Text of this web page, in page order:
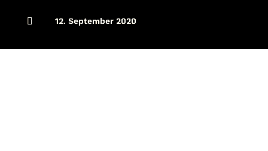
 12. September 2020